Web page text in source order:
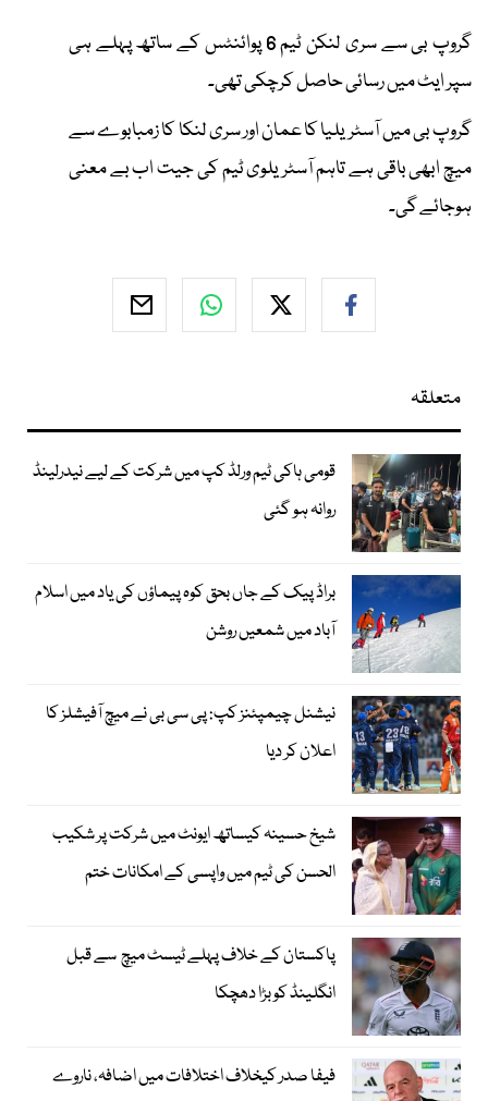
گروپ بی سے سری لنکن ٹیم 6 پوائنٹس کے ساتھ پہلے ہی
سپر ایٹ میں رسائی حاصل کرچکی تھی۔
گروپ بی میں آسٹریلیا کا عمان اور سری لنکا کا زمبابوے سے
میچ ابھی باقی ہے تاہم آسٹریلوی ٹیم کی جیت اب بے معنی
ہوجائے گی۔
متعلقہ
قومی ہاکی ٹیم ورلڈ کپ میں شرکت کے لیے نیدرلینڈ
روانہ ہو گئی
براڈ پیک کے جاں بحق کوہ پیماؤں کی یاد میں اسلام
آباد میں شمعیں روشن
نیشنل چیمپئنز کپ: پی سی بی نے میچ آفیشلز کا
اعلان کر دیا
شیخ حسینہ کیساتھ ایونٹ میں شرکت پر شکیب
الحسن کی ٹیم میں واپسی کے امکانات ختم
پاکستان کے خلاف پہلے ٹیسٹ میچ سے قبل
انگلینڈ کو بڑا دھچکا
فیفا صدر کیخلاف اختلافات میں اضافہ، ناروے